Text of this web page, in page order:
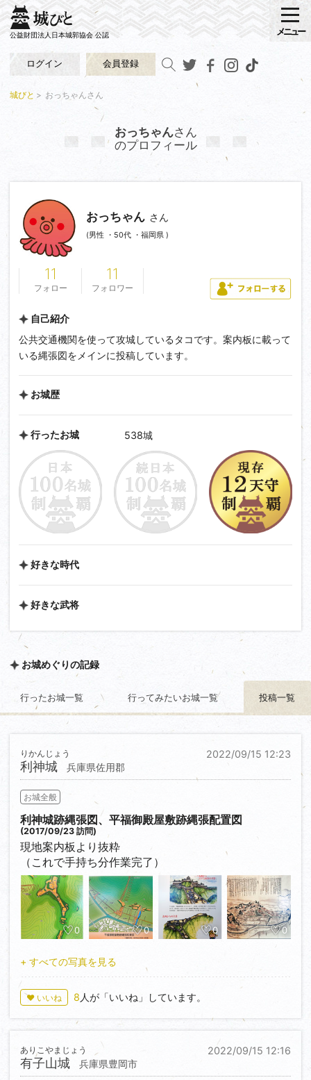
公益財団法人日本城郭協会 公認
ログイン 会員登録
メニュー
城びと おっちゃんさん
おっちゃんさん
のプロフィール
おっちゃん さん
(男性 ・50代 ・福岡県 )
11
フォロー
11
フォロワー
自己紹介
公共交通機関を使って攻城しているタコです。案内板に載って
いる縄張図をメインに投稿しています。
お城歴
行ったお城 538城
好きな時代
好きな武将
お城めぐりの記録
行ったお城一覧 行ってみたいお城一覧 投稿一覧
2022/09/15 12:23
利神城
りかんじょう
兵庫県佐用郡
お城全般
利神城跡縄張図、平福御殿屋敷跡縄張配置図
(2017/09/23 訪問)
現地案内板より抜粋
（これで手持ち分作業完了）
0 0 0 0
+ すべての写真を見る
♥ いいね 8 人が「いいね」しています。
2022/09/15 12:16
有子山城
ありこやまじょう
兵庫県豊岡市